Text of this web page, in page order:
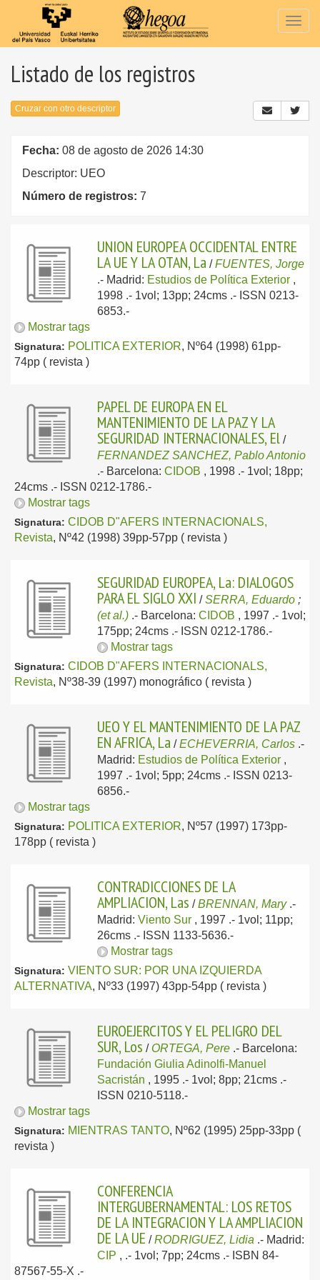
Listado de los registros
Cruzar con otro descriptor
Fecha: 08 de agosto de 2026 14:30
Descriptor: UEO
Número de registros: 7
UNION EUROPEA OCCIDENTAL ENTRE
LA UE Y LA OTAN, La /FUENTES, Jorge
.- Madrid: Estudios de Política Exterior ,
1998 .- 1vol; 13pp; 24cms .- ISSN 0213-
6853.-
Mostrar tags
Signatura: POLITICA EXTERIOR, Nº64 (1998) 61pp-
74pp ( revista )
PAPEL DE EUROPA EN EL
MANTENIMIENTO DE LA PAZ Y LA
SEGURIDAD INTERNACIONALES, El /
FERNANDEZ SANCHEZ, Pablo Antonio
.- Barcelona: CIDOB , 1998 .- 1vol; 18pp;
24cms .- ISSN 0212-1786.-
Mostrar tags
Signatura: CIDOB D"AFERS INTERNACIONALS,
Revista, Nº42 (1998) 39pp-57pp ( revista )
SEGURIDAD EUROPEA, La: DIALOGOS
PARA EL SIGLO XXI /SERRA, Eduardo ;
(et al.) .- Barcelona: CIDOB , 1997 .- 1vol;
175pp; 24cms .- ISSN 0212-1786.-
Mostrar tags
Signatura: CIDOB D"AFERS INTERNACIONALS,
Revista, Nº38-39 (1997) monográfico ( revista )
UEO Y EL MANTENIMIENTO DE LA PAZ
EN AFRICA, La /ECHEVERRIA, Carlos .-
Madrid: Estudios de Política Exterior ,
1997 .- 1vol; 5pp; 24cms .- ISSN 0213-
6856.-
Mostrar tags
Signatura: POLITICA EXTERIOR, Nº57 (1997) 173pp-
178pp ( revista )
CONTRADICCIONES DE LA
AMPLIACION, Las /BRENNAN, Mary .-
Madrid: Viento Sur , 1997 .- 1vol; 11pp;
26cms .- ISSN 1133-5636.-
Mostrar tags
Signatura: VIENTO SUR: POR UNA IZQUIERDA
ALTERNATIVA, Nº33 (1997) 43pp-54pp ( revista )
EUROEJERCITOS Y EL PELIGRO DEL
SUR, Los / ORTEGA, Pere .- Barcelona:
Fundación Giulia Adinolfi-Manuel
Sacristán , 1995 .- 1vol; 8pp; 21cms .-
ISSN 0210-5118.-
Mostrar tags
Signatura: MIENTRAS TANTO, Nº62 (1995) 25pp-33pp (
revista )
CONFERENCIA
INTERGUBERNAMENTAL: LOS RETOS
DE LA INTEGRACION Y LA AMPLIACION
DE LA UE /RODRIGUEZ, Lidia .- Madrid:
CIP , .- 1vol; 7pp; 24cms .- ISBN 84-
87567-55-X .-